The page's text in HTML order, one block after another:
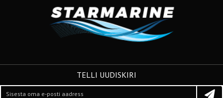
TELLI UUDISKIRI